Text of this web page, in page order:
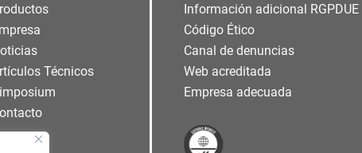
Técnicos
Información adicional RGPDUE
Código Ético
Canal de denuncias
Web acreditada
Empresa adecuada